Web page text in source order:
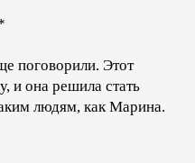
поговорили. Этот
и она решила стать
людям, как Марина.